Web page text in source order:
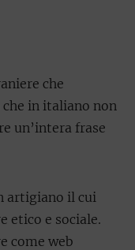
che
in italiano non
un’intera frase
artigiano il cui
etico e sociale.
come web